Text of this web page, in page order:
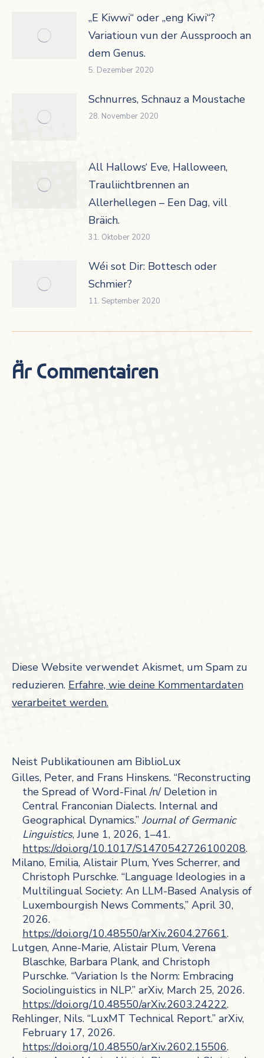
„E Kiwwi“ oder „eng Kiwi“?
Variatioun vun der Aussprooch an
dem Genus.
5. Dezember 2020
Schnurres, Schnauz a Moustache
28. November 2020
All Hallows‘ Eve, Halloween,
Trauliichtbrennen an
Allerhellegen – Een Dag, vill
Bräich.
31. Oktober 2020
Wéi sot Dir: Bottesch oder
Schmier?
11. September 2020
Är Commentairen
Diese Website verwendet Akismet, um Spam zu
reduzieren. Erfahre, wie deine Kommentardaten
verarbeitet werden.
Neist Publikatiounen am BiblioLux
Gilles, Peter, and Frans Hinskens. “Reconstructing
the Spread of Word-Final /n/ Deletion in
Central Franconian Dialects. Internal and
Geographical Dynamics.” Journal of Germanic
Linguistics, June 1, 2026, 1–41.
https://doi.org/10.1017/S1470542726100208.
Milano, Emilia, Alistair Plum, Yves Scherrer, and
Christoph Purschke. “Language Ideologies in a
Multilingual Society: An LLM-Based Analysis of
Luxembourgish News Comments,” April 30,
2026.
https://doi.org/10.48550/arXiv.2604.27661.
Lutgen, Anne-Marie, Alistair Plum, Verena
Blaschke, Barbara Plank, and Christoph
Purschke. “Variation Is the Norm: Embracing
Sociolinguistics in NLP.” arXiv, March 25, 2026.
https://doi.org/10.48550/arXiv.2603.24222.
Rehlinger, Nils. “LuxMT Technical Report.” arXiv,
February 17, 2026.
https://doi.org/10.48550/arXiv.2602.15506.